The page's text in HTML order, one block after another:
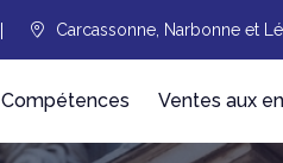
Carcassonne, Narbonne et
Compétences Ventes aux